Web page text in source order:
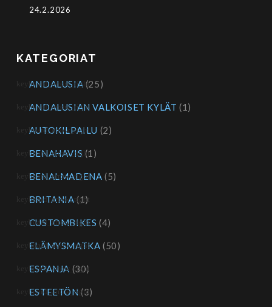
24.2.2026
KATEGORIAT
ANDALUSIA (25)
ANDALUSIAN VALKOISET KYLÄT (1)
AUTOKILPAILU (2)
BENAHAVIS (1)
BENALMADENA (5)
BRITANIA (1)
CUSTOMBIKES (4)
ELÄMYSMATKA (50)
ESPANJA (30)
ESTEETÖN (3)